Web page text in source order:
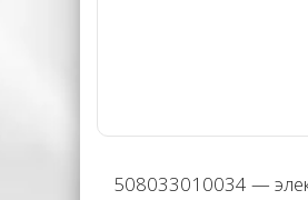
508033010034 —